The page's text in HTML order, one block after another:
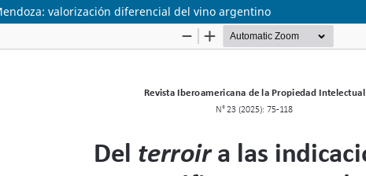
valorización diferencial del vino argentino